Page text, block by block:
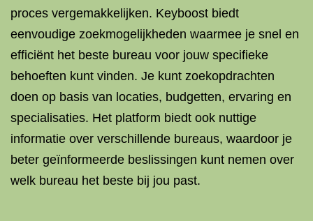
proces vergemakkelijken. Keyboost biedt
eenvoudige zoekmogelijkheden waarmee je snel en
efficiënt het beste bureau voor jouw specifieke
behoeften kunt vinden. Je kunt zoekopdrachten
doen op basis van locaties, budgetten, ervaring en
specialisaties. Het platform biedt ook nuttige
informatie over verschillende bureaus, waardoor je
beter geïnformeerde beslissingen kunt nemen over
welk bureau het beste bij jou past.